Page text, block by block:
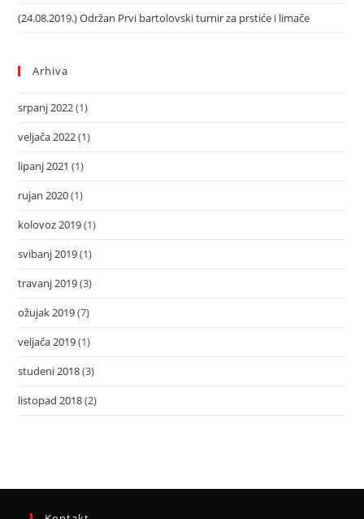
(24.08.2019.) Održan Prvi bartolovski turnir za prstiće i limače
Arhiva
srpanj 2022(1)
veljača 2022(1)
lipanj 2021 (1)
rujan 2020(1)
kolovoz 2019(1)
svibanj 2019(1)
travanj 2019(3)
ožujak 2019(7)
veljača 2019(1)
studeni 2018(3)
listopad 2018(2)